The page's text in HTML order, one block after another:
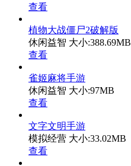
查看
植物大战僵尸2破解版
休闲益智 大小:388.69MB
查看
雀姬麻将手游
休闲益智 大小:97MB
查看
文字文明手游
模拟经营 大小:33.02MB
查看